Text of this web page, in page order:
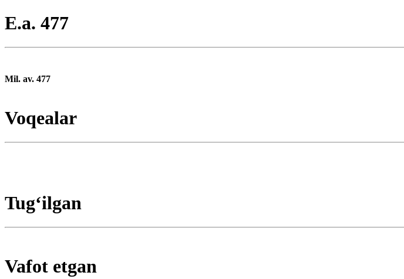
E.a. 477
Mil. av. 477
Voqealar
Tugʻilgan
Vafot etgan